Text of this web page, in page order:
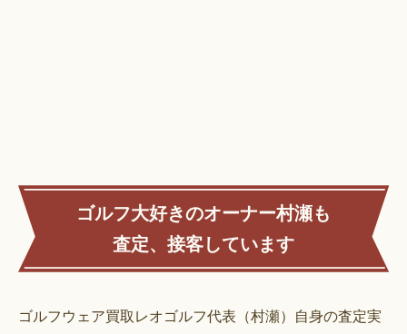
ゴルフ大好きのオーナー村瀬も
査定、接客しています
ゴルフウェア買取レオゴルフ代表（村瀬）自身の査定実